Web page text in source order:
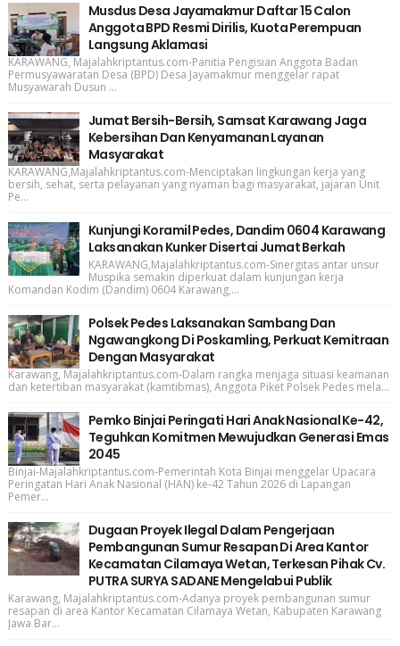
Musdus Desa Jayamakmur Daftar 15 Calon
Anggota BPD Resmi Dirilis, Kuota Perempuan
Langsung Aklamasi
KARAWANG, Majalahkriptantus.com-Panitia Pengisian Anggota Badan
Permusyawaratan Desa (BPD) Desa Jayamakmur menggelar rapat
Musyawarah Dusun ...
Jumat Bersih-Bersih, Samsat Karawang Jaga
Kebersihan Dan Kenyamanan Layanan
Masyarakat
KARAWANG,Majalahkriptantus.com-Menciptakan lingkungan kerja yang
bersih, sehat, serta pelayanan yang nyaman bagi masyarakat, jajaran Unit
Pe...
Kunjungi Koramil Pedes, Dandim 0604 Karawang
Laksanakan Kunker Disertai Jumat Berkah
KARAWANG,Majalahkriptantus.com-Sinergitas antar unsur
Muspika semakin diperkuat dalam kunjungan kerja
Komandan Kodim (Dandim) 0604 Karawang,...
Polsek Pedes Laksanakan Sambang Dan
Ngawangkong Di Poskamling, Perkuat Kemitraan
Dengan Masyarakat
Karawang, Majalahkriptantus.com-Dalam rangka menjaga situasi keamanan
dan ketertiban masyarakat (kamtibmas), Anggota Piket Polsek Pedes mela...
Pemko Binjai Peringati Hari Anak Nasional Ke-42,
Teguhkan Komitmen Mewujudkan Generasi Emas
2045
Binjai-Majalahkriptantus.com-Pemerintah Kota Binjai menggelar Upacara
Peringatan Hari Anak Nasional (HAN) ke-42 Tahun 2026 di Lapangan
Pemer...
Dugaan Proyek Ilegal Dalam Pengerjaan
Pembangunan Sumur Resapan Di Area Kantor
Kecamatan Cilamaya Wetan, Terkesan Pihak Cv.
PUTRA SURYA SADANE Mengelabui Publik
Karawang, Majalahkriptantus.com-Adanya proyek pembangunan sumur
resapan di area Kantor Kecamatan Cilamaya Wetan, Kabupaten Karawang
Jawa Bar...